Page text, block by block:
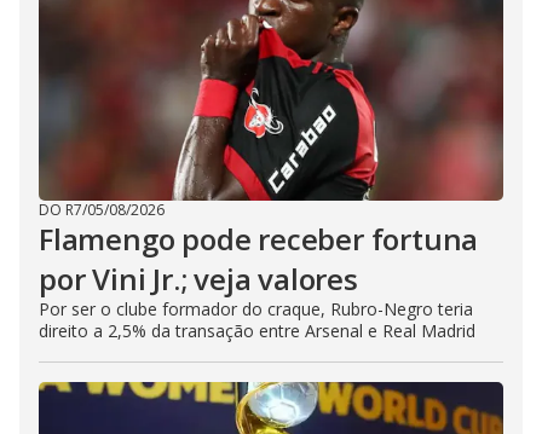
DO R7/05/08/2026
Flamengo pode receber fortuna
por Vini Jr.; veja valores
Por ser o clube formador do craque, Rubro-Negro teria
direito a 2,5% da transação entre Arsenal e Real Madrid